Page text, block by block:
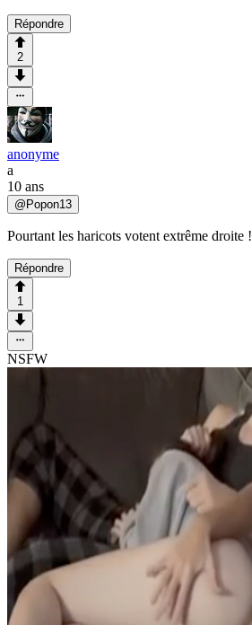
Répondre
2
anonyme
a
10 ans
@ Popon13
Pourtant les haricots votent extrême droite !
Répondre
1
NSFW